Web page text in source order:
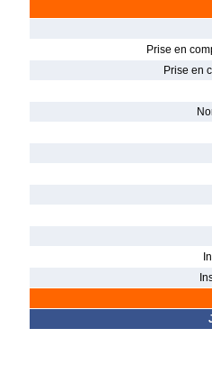
Prise en
Prise en